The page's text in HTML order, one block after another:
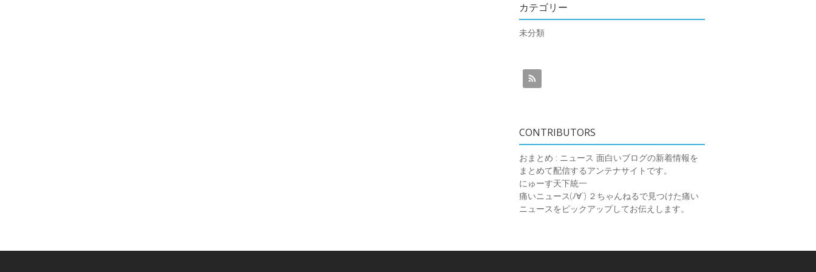
カテゴリー
未分類
CONTRIBUTORS
おまとめ : ニュース 面白いブログの新着情報を
まとめて配信するアンテナサイトです。
にゅーす天下統一
痛いニュース(ﾉ∀`) ２ちゃんねるで見つけた痛い
ニュースをピックアップしてお伝えします。